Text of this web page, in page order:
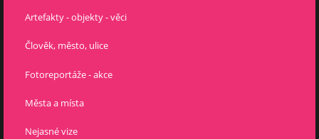
Artefakty - objekty - věci
Člověk, město, ulice
Fotoreportáže - akce
Města a místa
Nejasné vize